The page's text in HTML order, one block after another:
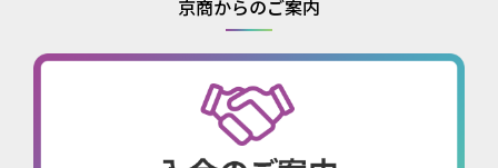
京商からのご案内